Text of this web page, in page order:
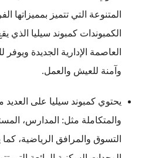
المتنوعة التي تتميز بمميزاتها
الكمبوندات كمبوند سيليا
العاصمة الإدارية الجديدة
وآمنة للعيش والعمل.
يحتوي كمبوند سيليا على العديد
والمتكاملة مثل: المدارس،
التسوق والمرافق الرياضية،